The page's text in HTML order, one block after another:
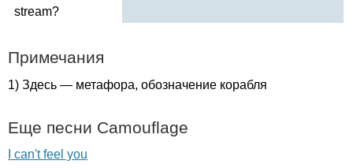
stream?
Примечания
1) Здесь — метафора, обозначение корабля
Еще песни Camouflage
I can't feel you